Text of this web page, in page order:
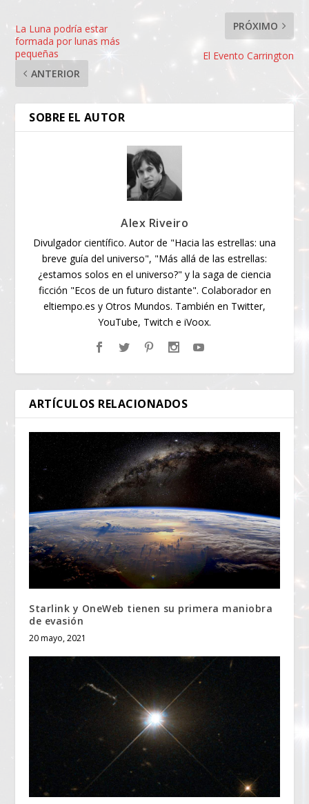
La Luna podría estar
formada por lunas más
pequeñas
ANTERIOR
PRÓXIMO
El Evento Carrington
SOBRE EL AUTOR
Alex Riveiro
Divulgador científico. Autor de "Hacia las estrellas: una
breve guía del universo", "Más allá de las estrellas:
¿estamos solos en el universo?" y la saga de ciencia
ficción "Ecos de un futuro distante". Colaborador en
eltiempo.es y Otros Mundos. También en Twitter,
YouTube, Twitch e iVoox.
ARTÍCULOS RELACIONADOS
Starlink y OneWeb tienen su primera maniobra
de evasión
20 mayo, 2021